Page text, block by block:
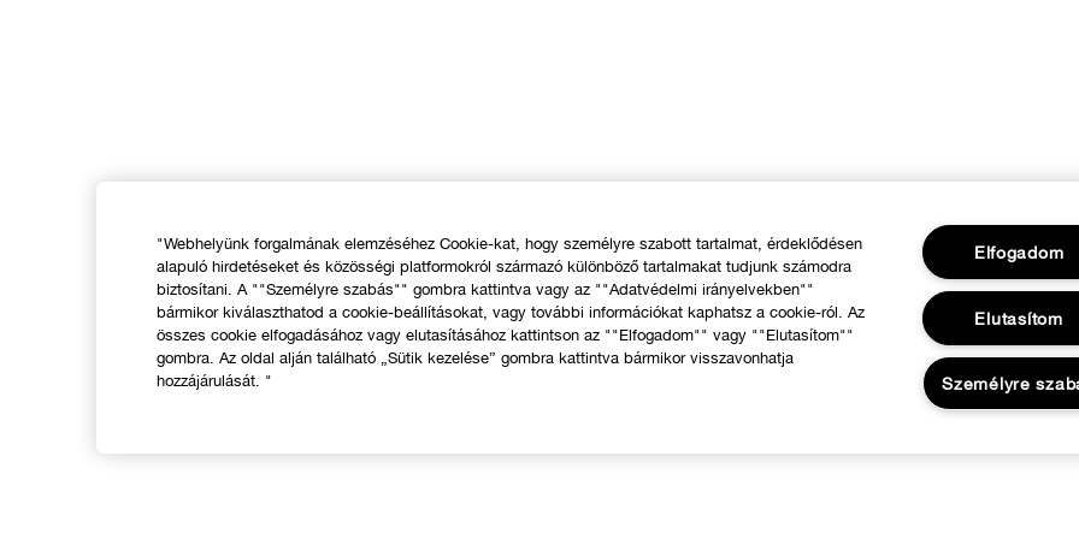
"Webhelyünk forgalmának elemzéséhez Cookie-kat, hogy személyre szabott tartalmat, érdeklődésen
alapuló hirdetéseket és közösségi platformokról származó különböző tartalmakat tudjunk számodra
biztosítani. A ""Személyre szabás"" gombra kattintva vagy az ""Adatvédelmi irányelvekben""
bármikor kiválaszthatod a cookie-beállításokat, vagy további információkat kaphatsz a cookie-ról. Az
összes cookie elfogadásához vagy elutasításához kattintson az ""Elfogadom"" vagy ""Elutasítom""
gombra. Az oldal alján található „Sütik kezelése” gombra kattintva bármikor visszavonhatja
hozzájárulását. "
Elfogadom
Elutasítom
Személyre